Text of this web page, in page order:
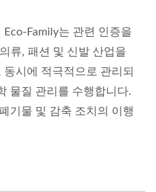
Family는 관련 인증을
류, 패션 및 신발 산업을
시에 적극적으로 관리되
물질 관리를 수행합니다.
기물 및 감축 조치의 이행